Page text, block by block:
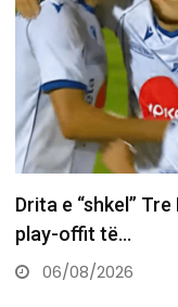
larg
Daut
sheh